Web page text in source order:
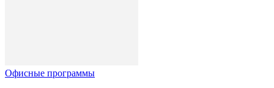
Офисные программы